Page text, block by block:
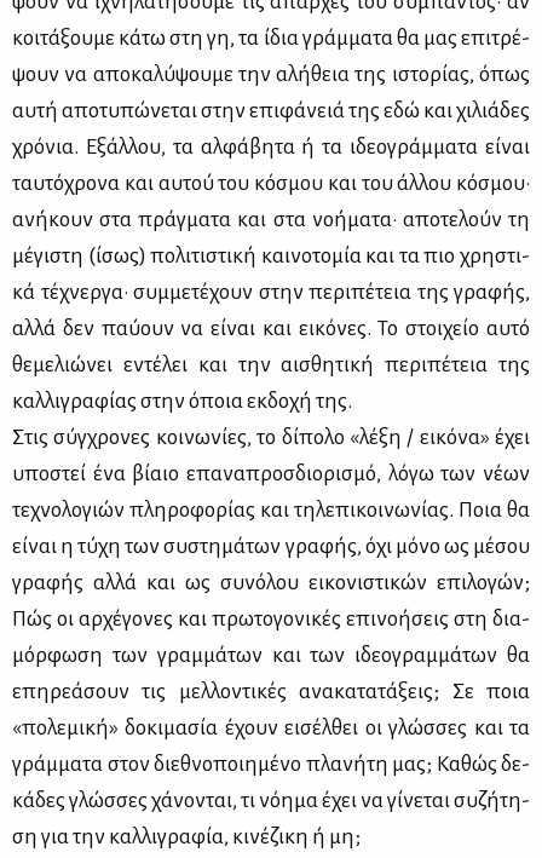
κοι­τά­ξου­με κά­τω στη γη, τα ίδια γράμ­μα­τα θα μας επι­τρέ­
ψουν να απο­κα­λύ­ψου­με την αλή­θεια της ιστο­ρί­ας, όπως
αυ­τή απο­τυ­πώ­νε­ται στην επι­φά­νειά της εδώ και χι­λιά­δες
χρό­νια. Εξάλ­λου, τα αλ­φά­βη­τα ή τα ιδε­ο­γράμ­μα­τα εί­ναι
ταυ­τό­χρο­να και αυ­τού του κό­σμου και του άλ­λου κό­σμου·
ανή­κουν στα πράγ­μα­τα και στα νο­ή­μα­τα· απο­τε­λούν τη
μέ­γι­στη (ίσως) πο­λι­τι­στι­κή και­νο­το­μία και τα πιο χρη­στι­
κά τέ­χνερ­γα· συμ­με­τέ­χουν στην πε­ρι­πέ­τεια της γρα­φής,
αλ­λά δεν παύ­ουν να εί­ναι και ει­κό­νες. Το στοι­χείο αυ­τό
θε­με­λιώ­νει εντέ­λει και την αι­σθη­τι­κή πε­ρι­πέ­τεια της
καλ­λι­γρα­φί­ας στην όποια εκ­δο­χή της.
Στις σύγ­χρο­νες κοι­νω­νί­ες, το δί­πο­λο «λέ­ξη / ει­κό­να» έχει
υπο­στεί ένα βί­αιο επα­να­προσ­διο­ρι­σμό, λό­γω των νέ­ων
τε­χνο­λο­γιών πλη­ρο­φο­ρί­ας και τη­λε­πι­κοι­νω­νί­ας. Ποια θα
εί­ναι η τύ­χη των συ­στη­μά­των γρα­φής, όχι μό­νο ως μέ­σου
γρα­φής αλ­λά και ως συ­νό­λου ει­κο­νι­στι­κών επι­λο­γών;
Πώς οι αρ­χέ­γο­νες και πρω­το­γο­νι­κές επι­νο­ή­σεις στη δια­
μόρ­φω­ση των γραμ­μά­των και των ιδε­ο­γραμ­μά­των θα
επη­ρε­ά­σουν τις μελ­λο­ντι­κές ανα­κα­τα­τά­ξεις; Σε ποια
«πο­λε­μι­κή» δο­κι­μα­σία έχουν ει­σέλ­θει οι γλώσ­σες και τα
γράμ­μα­τα στον διε­θνο­ποι­η­μέ­νο πλα­νή­τη μας; Κα­θώς δε­
κά­δες γλώσ­σες χά­νο­νται, τι νό­η­μα έχει να γί­νε­ται συ­ζή­τη­
ση για την καλ­λι­γρα­φία, κι­νέ­ζι­κη ή μη;